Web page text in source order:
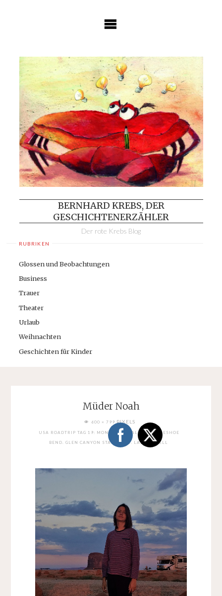
BERNHARD KREBS, DER
GESCHICHTENERZÄHLER
Der rote Krebs Blog
RUBRIKEN
Glossen und Beobachtungen
Business
Trauer
Theater
Urlaub
Weihnachten
Geschichten für Kinder
Müder Noah
FULL600 × 799 PIXELS
USA ROADTRIP TAG 19: MONUMENT VALLEY. HORSESHOE
BEND. GLEN CANYON STAUDAMM. LAKE POWELL